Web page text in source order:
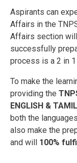
Aspirants can
Affairs in the
Affairs section
successfully
process is a 2 in
To make the
providing the
ENGLISH & TAMIL
both the
also make the
and will 100% fulfill